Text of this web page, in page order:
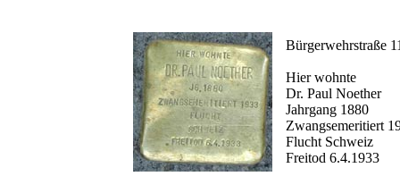
Bürgerwehrstraße
Hier wohnte
Dr. Paul Noether
Jahrgang 1880
Zwangsemeritiert
Flucht Schweiz
Freitod 6.4.1933